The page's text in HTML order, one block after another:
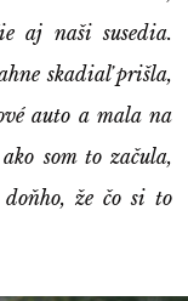
aj naši susedia.
skadiaľ prišla,
auto a mala na
som to začula,
že čo si to